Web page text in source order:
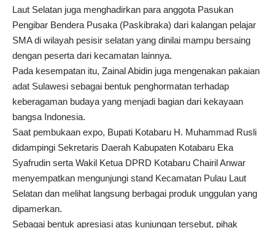
Laut Selatan juga menghadirkan para anggota Pasukan
Pengibar Bendera Pusaka (Paskibraka) dari kalangan pelajar
SMA di wilayah pesisir selatan yang dinilai mampu bersaing
dengan peserta dari kecamatan lainnya.
Pada kesempatan itu, Zainal Abidin juga mengenakan pakaian
adat Sulawesi sebagai bentuk penghormatan terhadap
keberagaman budaya yang menjadi bagian dari kekayaan
bangsa Indonesia.
Saat pembukaan expo, Bupati Kotabaru H. Muhammad Rusli
didampingi Sekretaris Daerah Kabupaten Kotabaru Eka
Syafrudin serta Wakil Ketua DPRD Kotabaru Chairil Anwar
menyempatkan mengunjungi stand Kecamatan Pulau Laut
Selatan dan melihat langsung berbagai produk unggulan yang
dipamerkan.
Sebagai bentuk apresiasi atas kunjungan tersebut, pihak